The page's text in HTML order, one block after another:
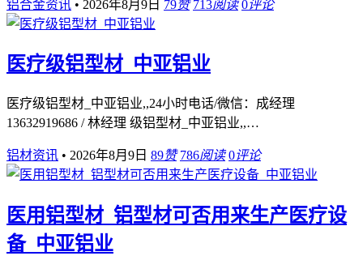
铝合金资讯 • 2026年8月9日 79赞 713阅读 0评论
医疗级铝型材_中亚铝业
医疗级铝型材_中亚铝业,,24小时电话/微信：成经理
13632919686 / 林经理 级铝型材_中亚铝业,,…
铝材资讯 • 2026年8月9日 89赞 786阅读 0评论
医用铝型材_铝型材可否用来生产医疗设
备_中亚铝业